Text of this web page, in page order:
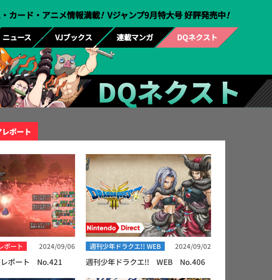
カード・アニメ情報満載！ Vジャンプ9月特大号 好評発売中！
ニュース VJブックス 連載マンガ DQネクスト
DQネクスト
ポート
ポート 2024/09/06
レポート No.421
週刊少年ドラクエ!! WEB 2024/09/02
週刊少年ドラクエ!! WEB No.406